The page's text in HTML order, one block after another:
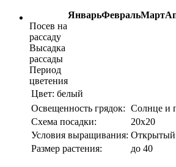
ЯнварьФевральМарт
Посев на
рассаду
Высадка
рассады
Период
цветения
Цвет: белый
Освещенность грядок: Солнце и
Схема посадки:
20х20
Условия выращивания: Открытый
Размер растения:
до 40